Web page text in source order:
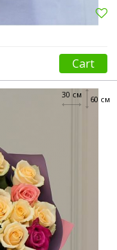
Cart
60 см
30 см